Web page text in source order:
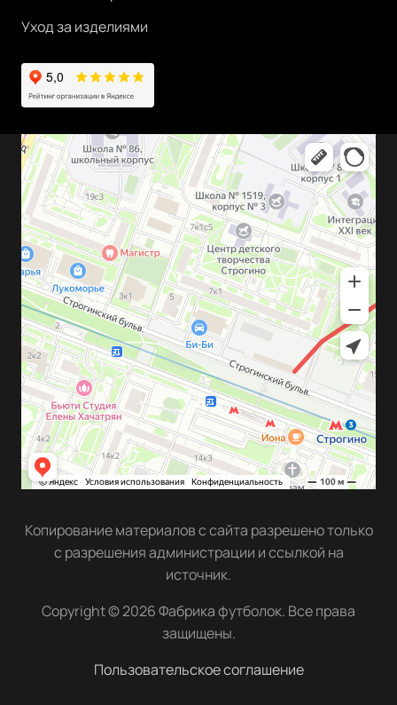
Уход за изделиями
Копирование материалов с сайта разрешено только
с разрешения администрации и ссылкой на
источник.
Copyright © 2026 Фабрика футболок. Все права
защищены.
Пользовательское соглашение